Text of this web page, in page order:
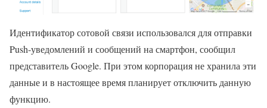
Идентификатор сотовой связи использовался для отправки
Push-уведомлений и сообщений на смартфон, сообщил
представитель Google. При этом корпорация не хранила эти
данные и в настоящее время планирует отключить данную
функцию.